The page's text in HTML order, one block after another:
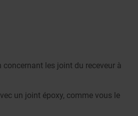
les joint du receveur à
un joint époxy, comme vous le